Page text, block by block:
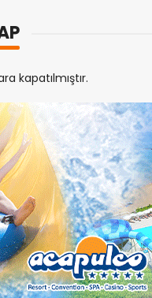
kapatılmıştır.